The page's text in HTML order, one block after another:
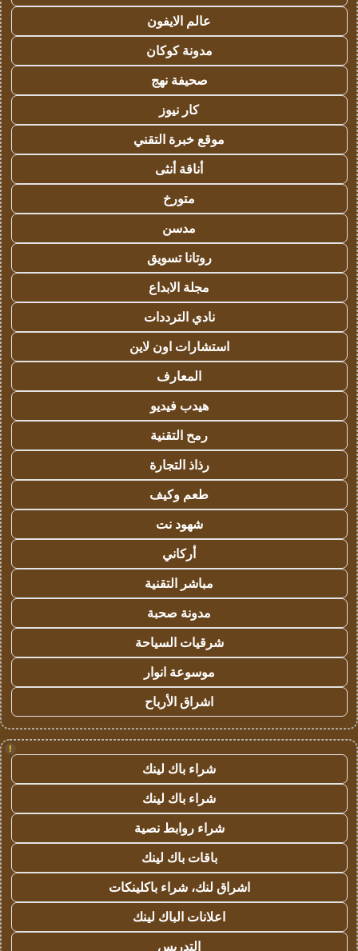
عالم الايفون
مدونة كوكان
صحيفة نهج
كار نيوز
موقع خبرة التقني
أناقة أنثى
متورخ
مدسن
روتانا تسويق
مجلة الابداع
نادي الترددات
استشارات اون لاين
المعارف
هيدب فيديو
رمح التقنية
رذاذ التجارة
طعم وكيف
شهود نت
أركاني
مباشر التقنية
مدونة صحبة
شرقيات السياحة
موسوعة انوار
اشراق الأرباح
!
شراء باك لينك
شراء باك لينك
شراء روابط نصية
باقات باك لينك
اشراق لنك، شراء باكلينكات
اعلانات الباك لينك
التدريس